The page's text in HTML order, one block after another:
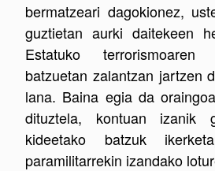
bermatzeari dagokionez,
guztietan aurki daitekeen
Estatuko
batzuetan zalantzan jartzen
lana. Baina egia da
dituztela, kontuan izanik
kideetako batzuk
paramilitarrekin izandako